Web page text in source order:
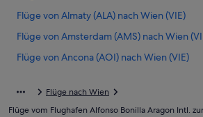
Flüge von Almaty (ALA) nach Wien (VIE)
Flüge von Amsterdam (AMS) nach Wien
Flüge von Ancona (AOI) nach Wien (VIE)
Flüge von Stockholm (ARN) nach Wien (VIE)
Flüge nach Wien
Flüge vom Flughafen Alfonso Bonilla Aragon Intl.